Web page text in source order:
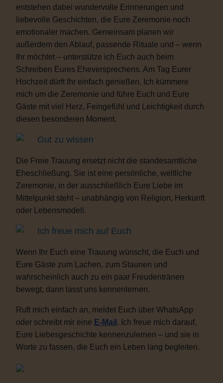
entstehen dabei wundervolle Erinnerungen und
liebevolle Geschichten, die Eure Zeremonie noch
emotionaler machen. Gemeinsam planen wir
außerdem den Ablauf, passende Rituale und – wenn
Ihr möchtet – unterstütze ich Euch auch beim
Schreiben Eures Eheversprechens. Am Tag Eurer
Hochzeit dürft Ihr einfach genießen. Ich kümmere
mich um die Zeremonie und führe Euch und Eure
Gäste mit viel Herz, Feingefühl und Leichtigkeit durch
diesen besonderen Moment.
Gut zu wissen
Die Freie Trauung ersetzt nicht die standesamtliche
Eheschließung. Sie ist eine persönliche, weltliche
Zeremonie, in der ausschließlich Eure Liebe im
Mittelpunkt steht – unabhängig von Religion, Herkunft
oder Lebensmodell.
Ich freue mich auf Euch
Wenn Ihr Euch eine Trauung wünscht, die Euch und
Eure Gäste zum Lachen, zum Staunen und
wahrscheinlich auch zu ein paar Freudentränen
bewegt, dann lasst uns kennenlernen.
Ruft mich einfach an, meldet Euch über WhatsApp
oder schreibt mir eine E-Mail . Ich freue mich darauf,
Eure Liebesgeschichte kennenzulernen – und sie in
Worte zu fassen, die Euch ein Leben lang begleiten.